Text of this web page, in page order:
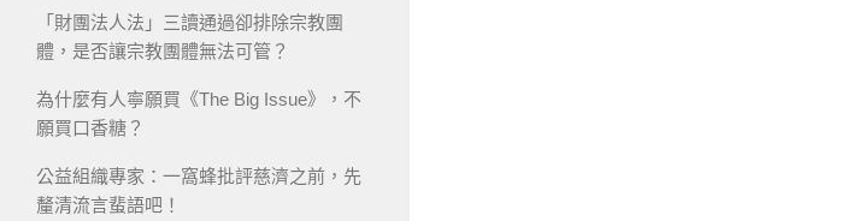
「財團法人法」三讀通過卻排除宗教團
體，是否讓宗教團體無法可管？
為什麼有人寧願買《The Big Issue》，不
願買口香糖？
公益組織專家：一窩蜂批評慈濟之前，先
釐清流言蜚語吧！